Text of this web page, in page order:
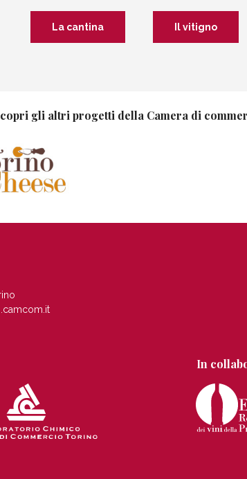
La cantina Il vitigno
gli altri progetti della Camera di
In